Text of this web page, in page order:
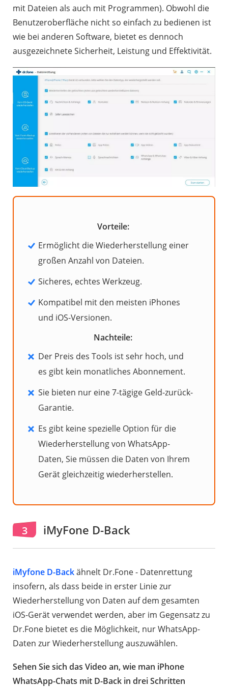
mit Dateien als auch mit Programmen). Obwohl die
Benutzeroberfläche nicht so einfach zu bedienen ist
wie bei anderen Software, bietet es dennoch
ausgezeichnete Sicherheit, Leistung und Effektivität.
Vorteile:
Ermöglicht die Wiederherstellung einer
großen Anzahl von Dateien.
Sicheres, echtes Werkzeug.
Kompatibel mit den meisten iPhones
und iOS-Versionen.
Nachteile:
Der Preis des Tools ist sehr hoch, und
es gibt kein monatliches Abonnement.
Sie bieten nur eine 7-tägige Geld-zurück-
Garantie.
Es gibt keine spezielle Option für die
Wiederherstellung von WhatsApp-
Daten, Sie müssen die Daten von Ihrem
Gerät gleichzeitig wiederherstellen.
3 iMyFone D-Back
iMyfone D-Backähnelt Dr.Fone - Datenrettung
insofern, als dass beide in erster Linie zur
Wiederherstellung von Daten auf dem gesamten
iOS-Gerät verwendet werden, aber im Gegensatz zu
Dr.Fone bietet es die Möglichkeit, nur WhatsApp-
Daten zur Wiederherstellung auszuwählen.
Sehen Sie sich das Video an, wie man iPhone
WhatsApp-Chats mit D-Back in drei Schritten